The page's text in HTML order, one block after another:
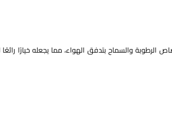
الرطوبة والسماح بتدفق الهواء، مما يجعله خيارًا